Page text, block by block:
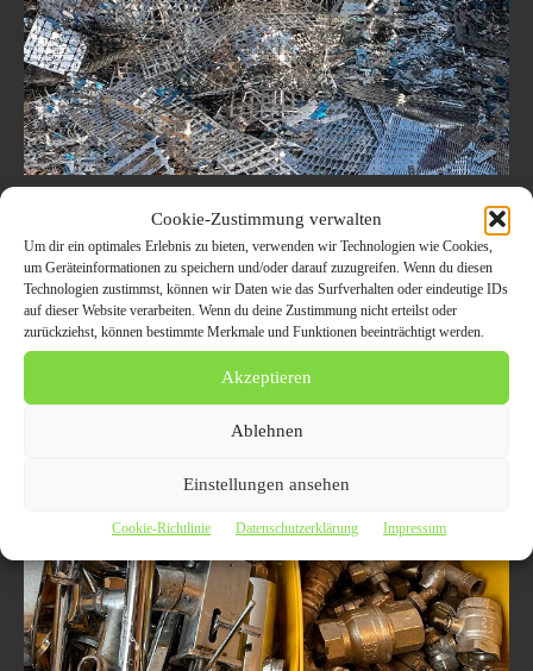
Cookie-Zustimmung verwalten
Um dir ein optimales Erlebnis zu bieten, verwenden wir Technologien wie Cookies,
um Geräteinformationen zu speichern und/oder darauf zuzugreifen. Wenn du diesen
Technologien zustimmst, können wir Daten wie das Surfverhalten oder eindeutige IDs
auf dieser Website verarbeiten. Wenn du deine Zustimmung nicht erteilst oder
zurückziehst, können bestimmte Merkmale und Funktionen beeinträchtigt werden.
Akzeptieren
Ablehnen
Einstellungen ansehen
Cookie-Richtlinie Datenschutzerklärung Impressum
Schrottabholung Krefeld: Wir
kümmern uns um Ihren Schrott
ALLGEMEIN
7. September 2023
Sie suchen nach einer einfachen und kostenlosen Möglichkeit, Ihren
angefallenen Schrott sauber loszuwerden? Unser Schrotthändler-